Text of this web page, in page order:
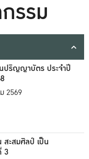
รรม
ปริญญาบัตร ประจำปี
2569
สะสมศิลป์ เป็น
3